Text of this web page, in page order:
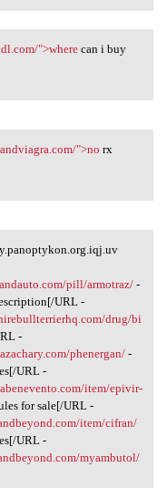
">wherecan i buy
">no rx
pill/armotraz/-
URL -
drug/bi
-
phenergan/-
URL -
item/epivir-
for sale[/URL -
item/cifran/
URL -
myambutol/